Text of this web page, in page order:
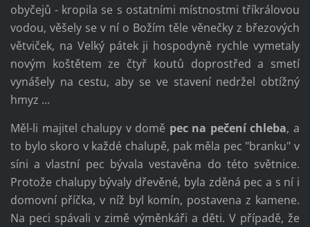
obyčejů - kropila se s ostatními místnostmi tříkrálovou
vodou, věšely se v ní o Božím těle věnečky z březových
větviček, na Velký pátek ji hospodyně rychle vymetaly
novým koštětem ze čtyř koutů doprostřed a smetí
vynášely na cestu, aby se ve stavení nedržel obtížný
hmyz ...
Měl-li majitel chalupy v domě pec na pečení chleba, a
to bylo skoro v každé chalupě, pak měla pec "branku" v
síni a vlastní pec bývala vestavěna do této světnice.
Protože chalupy bývaly dřevěné, byla zděná pec a s ní i
domovní příčka, v níž byl komín, postavena z kamene.
Na peci spávali v zimě výměnkáři a děti. V případě, že